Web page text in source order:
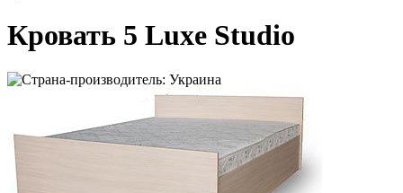
Кровать 5 Luxe Studio